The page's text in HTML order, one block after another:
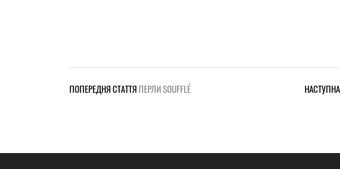
ПОПЕРЕДНЯ СТАТТЯПЕРЛИ SOUFFLÉ